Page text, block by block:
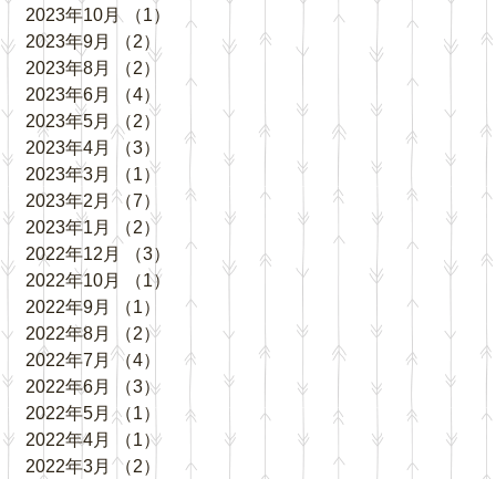
2023年10月
（1）
2023年9月
（2）
2件の記事
2023年8月
（2）
2023年6月
（4）
2023年5月 （2）
2件の記事
2023年4月
（3）
3件の記事
2023年3月
（1）
2023年2月 （7）
7件の記事
2023年1月
（2） 2件の記事
2022年12月
（3）
3件の記事
2022年10月
（1）
1件の記事
2022年9月
（1）
1件の記事
2022年8月
（2） 2件の記事
2022年7月 （4）
4件の記事
2022年6月
（3） 3件の記事
2022年5月 （1）
1件の記事
2022年4月
（1）1件の記事
2022年3月 （2）
2件の記事